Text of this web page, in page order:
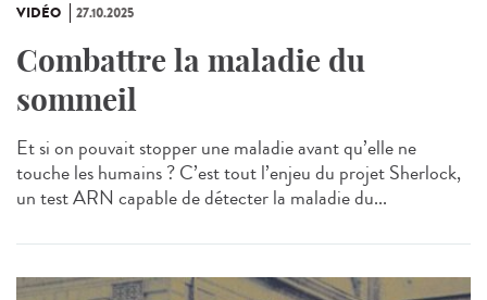
VIDÉO 27.10.2025
Combattre la maladie du
sommeil
Et si on pouvait stopper une maladie avant qu’elle ne
touche les humains ? C’est tout l’enjeu du projet Sherlock,
un test ARN capable de détecter la maladie du...